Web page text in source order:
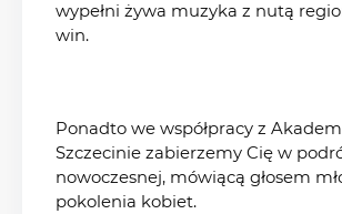
wypełni żywa muzyka z nutą
win.
Ponadto we współpracy z
Szczecinie zabierzemy Cię w
nowoczesnej, mówiącą głosem
pokolenia kobiet.